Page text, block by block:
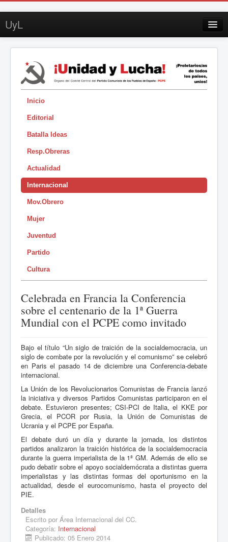
UyL
Suscripción
Sobre UyL
Edición impresa
Buscar
Inicio
Editorial
Batalla Ideas
Resp.Obreras
Actualidad
Internacional
Mov.Obrero
Mujer
Juventud
Partido
Cultura
Celebrada en Francia la Conferencia
sobre el centenario de la 1ª Guerra
Mundial con el PCPE como invitado
Bajo el título “Un siglo de traición de la socialdemocracia, un
siglo de combate por la revolución y el comunismo” se celebró
en Paris el pasado 14 de diciembre una Conferencia-debate
internacional.
La Unión de los Revolucionarios Comunistas de Francia lanzó
la iniciativa y diversos Partidos Comunistas participaron en el
debate. Estuvieron presentes; CSI-PCI de Italia, el KKE por
Grecia, el PCOR por Rusia, la Unión de Comunistas de
Ucrania y el PCPE por España.
El debate duró un día y durante la jornada, los distintos
partidos analizaron la traición histórica de la socialdemocracia
durante la guerra imperialista de la 1ª GM. Además de ello se
pudo debatir sobre el apoyo socialdemócrata a distintas guerra
imperialistas y las distintas formas del oportunismo en la
actualidad, desde el eurocomunismo, hasta el proyecto del
PIE.
Detalles
Escrito por Área Internacional del CC.
Categoría: Internacional
Publicado: 05 Enero 2014